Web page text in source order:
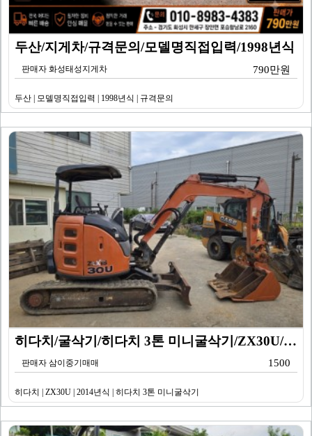
두산/지게차/규격문의/모델명직접입력/1998년식
판매자 화성태성지게차 790만원
두산 | 모델명직접입력 | 1998년식 | 규격문의
히다치/굴삭기/히다치 3톤 미니굴삭기/ZX30U/201…
판매자 삼이중기매매 1500
히다치 | ZX30U | 2014년식 | 히다치 3톤 미니굴삭기